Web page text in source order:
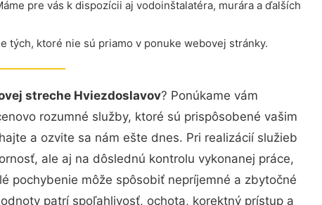
pre vás k dispozícii aj vodoinštalatéra, murára a ďalších
tých, ktoré nie sú priamo v ponuke webovej stránky.
streche Hviezdoslavov? Ponúkame vám
rozumné služby, ktoré sú prispôsobené vašim
a ozvite sa nám ešte dnes. Pri realizácií služieb
ale aj na dôslednú kontrolu vykonanej práce,
pochybenie môže spôsobiť nepríjemné a zbytočné
patrí spoľahlivosť, ochota, korektný prístup a